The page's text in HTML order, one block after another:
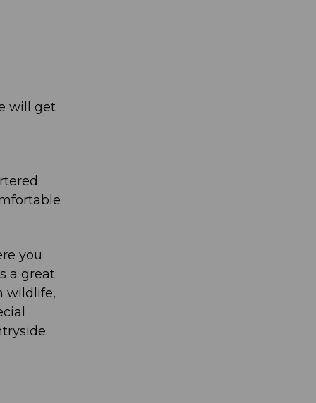
will get
you
a great
wildlife,